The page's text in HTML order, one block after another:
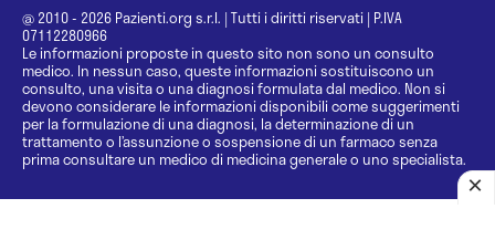
@ 2010 - 2026 Pazienti.org s.r.l. | Tutti i diritti riservati | P.IVA
07112280966
Le informazioni proposte in questo sito non sono un consulto
medico. In nessun caso, queste informazioni sostituiscono un
consulto, una visita o una diagnosi formulata dal medico. Non si
devono considerare le informazioni disponibili come suggerimenti
per la formulazione di una diagnosi, la determinazione di un
trattamento o l’assunzione o sospensione di un farmaco senza
prima consultare un medico di medicina generale o uno specialista.